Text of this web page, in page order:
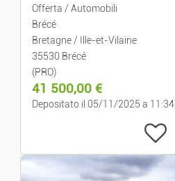
Offerta / Automobili
Brécé
Bretagne / Ille-et-Vilaine
35530 Brécé
(PRO)
41 500,00 €
Depositato il 05/11/2025 a 11:34